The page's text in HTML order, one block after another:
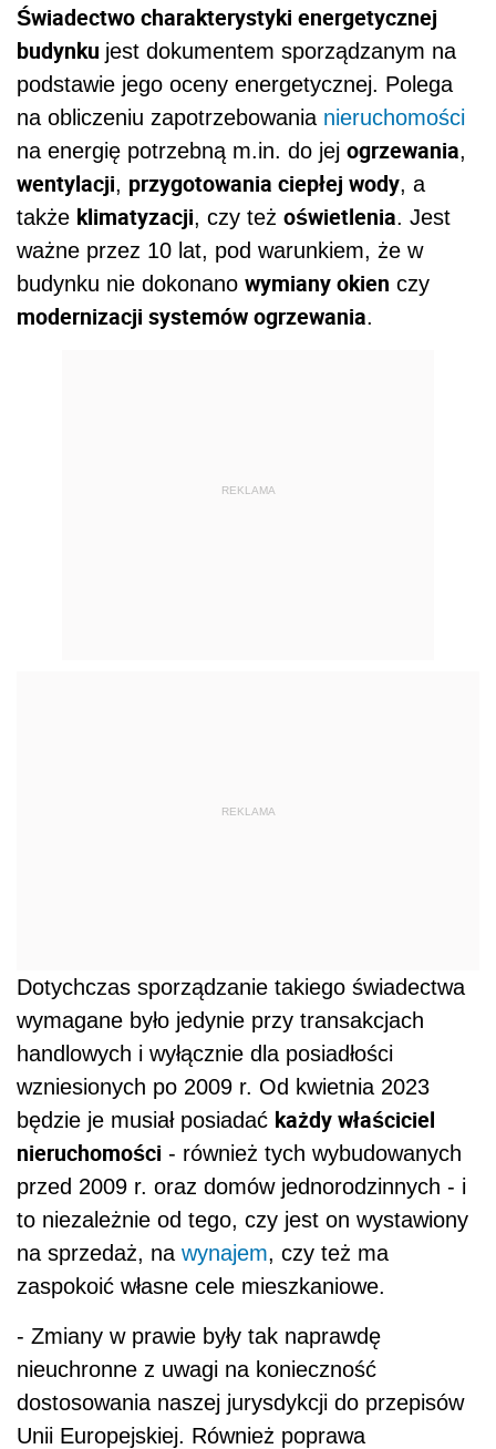
Świadectwo charakterystyki energetycznej
budynku jest dokumentem sporządzanym na
podstawie jego oceny energetycznej. Polega
na obliczeniu zapotrzebowania nieruchomości
na energię potrzebną m.in. do jej ogrzewania,
wentylacji, przygotowania ciepłej wody, a
także klimatyzacji, czy też oświetlenia. Jest
ważne przez 10 lat, pod warunkiem, że w
budynku nie dokonano wymiany okien czy
modernizacji systemów ogrzewania.
REKLAMA
REKLAMA
Dotychczas sporządzanie takiego świadectwa
wymagane było jedynie przy transakcjach
handlowych i wyłącznie dla posiadłości
wzniesionych po 2009 r. Od kwietnia 2023
będzie je musiał posiadać każdy właściciel
nieruchomości - również tych wybudowanych
przed 2009 r. oraz domów jednorodzinnych - i
to niezależnie od tego, czy jest on wystawiony
na sprzedaż, na wynajem, czy też ma
zaspokoić własne cele mieszkaniowe.
- Zmiany w prawie były tak naprawdę
nieuchronne z uwagi na konieczność
dostosowania naszej jurysdykcji do przepisów
Unii Europejskiej. Również poprawa